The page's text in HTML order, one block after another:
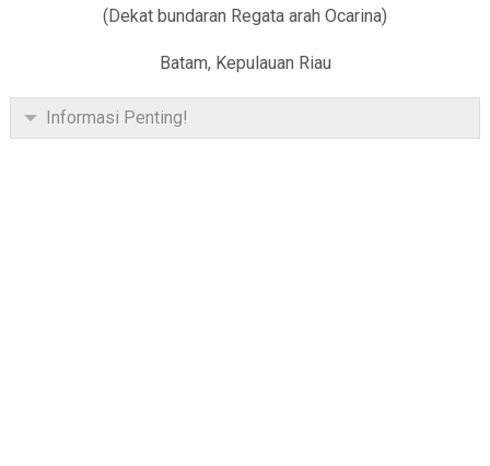
(Dekat bundaran Regata arah Ocarina)
Batam, Kepulauan Riau
Informasi Penting!